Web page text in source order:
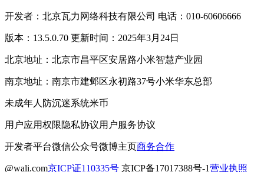
开发者：北京瓦力网络科技有限公司 电话：010-60606666
版本：13.5.0.70 更新时间：2025年3月24日
北京地址：北京市昌平区安居路小米智慧产业园
南京地址：南京市建邺区永初路37号小米华东总部
未成年人防沉迷系统米币
用户应用权限隐私协议用户服务协议
开发者平台微信公众号微博主页商务合作
@wali.com京ICP证110335号 京ICP备17017388号-1营业执照